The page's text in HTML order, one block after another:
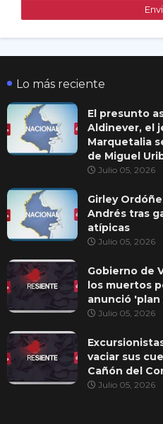
Lo más reciente
El presunto
Aldinever, el
Marquetalia
de Miguel
Julio 05, 2026
Girley
Andrés tras
atípicas
Julio 05, 2026
Gobierno de
los muertos
anunció
Julio 05, 2026
vaciar sus
Cañón del
Julio 05, 2026